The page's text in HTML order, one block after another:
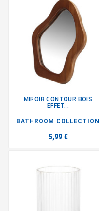
MIROIR CONTOUR BOIS
EFFET...
BATHROOM COLLECTION
5,99 €